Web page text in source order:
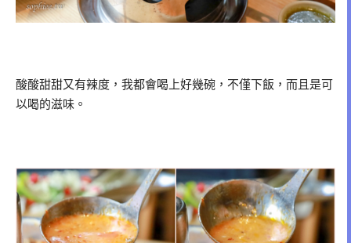
酸酸甜甜又有辣度，我都會喝上好幾碗，不僅下飯，而且是可
以喝的滋味。